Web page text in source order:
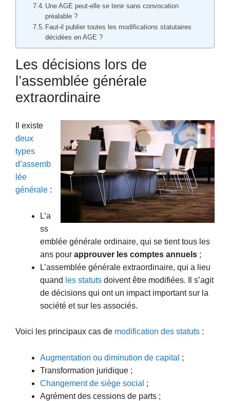
Une AGE peut-elle se tenir sans convocation
préalable ?
Faut-il publier toutes les modifications statutaires
décidées en AGE ?
Les décisions lors de
l’assemblée générale
extraordinaire
Il existe
deux
types
d’assemb
lée
générale :
L’a
ss
emblée générale ordinaire, qui se tient tous les
ans pour approuver les comptes annuels ;
L’assemblée générale extraordinaire, qui a lieu
quand les statuts doivent être modifiées. Il s’agit
de décisions qui ont un impact important sur la
société et sur les associés.
Voici les principaux cas de modification des statuts :
Augmentation ou diminution de capital ;
Transformation juridique ;
Changement de siège social ;
Agrément des cessions de parts ;